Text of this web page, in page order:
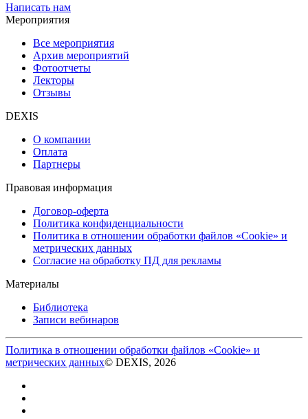
Написать нам
Мероприятия
Все мероприятия
Архив мероприятий
Фотоотчеты
Лекторы
Отзывы
DEXIS
О компании
Оплата
Партнеры
Правовая информация
Договор-оферта
Политика конфиденциальности
Политика в отношении обработки файлов «Cookie» и
метрических данных
Согласие на обработку ПД для рекламы
Материалы
Библиотека
Записи вебинаров
Политика в отношении обработки файлов «Cookie» и
метрических данных© DEXIS, 2026